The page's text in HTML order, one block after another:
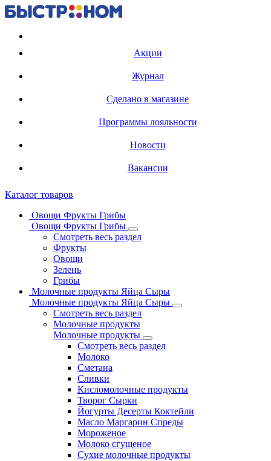
Акции
Журнал
Сделано в магазине
Программы лояльности
Новости
Вакансии
Каталог товаров
Овощи Фрукты Грибы
Овощи Фрукты Грибы
Смотреть весь раздел
Фрукты
Овощи
Зелень
Грибы
Молочные продукты Яйца Сыры
Молочные продукты Яйца Сыры
Смотреть весь раздел
Молочные продукты
Молочные продукты
Смотреть весь раздел
Молоко
Сметана
Сливки
Кисломолочные продукты
Творог Сырки
Йогурты Десерты Коктейли
Масло Маргарин Спреды
Мороженое
Молоко сгущеное
Сухие молочные продукты